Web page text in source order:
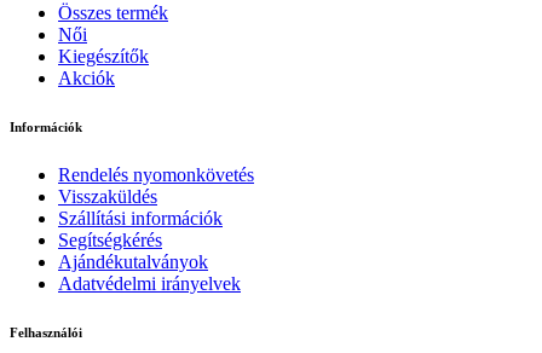
Összes termék
Női
Kiegészítők
Akciók
Információk
Rendelés nyomonkövetés
Visszaküldés
Szállítási információk
Segítségkérés
Ajándékutalványok
Adatvédelmi irányelvek
Felhasználói